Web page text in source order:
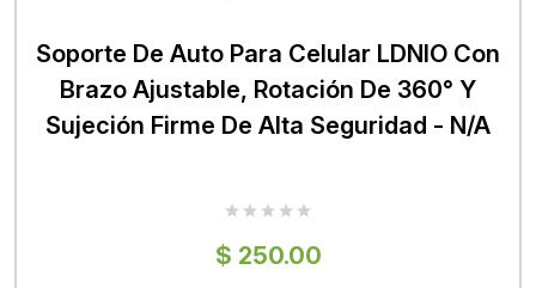
Soporte De Auto Para Celular LDNIO Con
Brazo Ajustable, Rotación De 360° Y
Sujeción Firme De Alta Seguridad - N/A
$ 250.00